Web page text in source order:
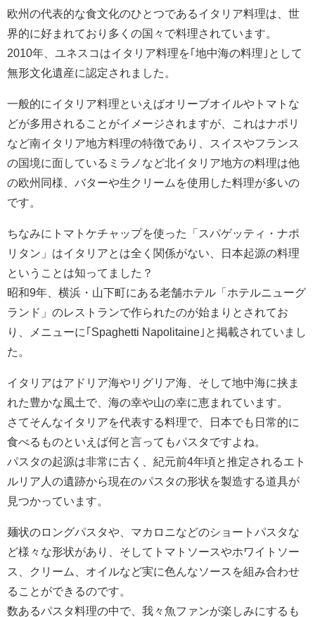
欧州の代表的な食文化のひとつであるイタリア料理は、世
界的に好まれており多くの国々で料理されています。
2010年、ユネスコはイタリア料理を｢地中海の料理｣として
無形文化遺産に認定されました。
一般的にイタリア料理といえばオリーブオイルやトマトな
どが多用されることがイメージされますが、これはナポリ
など南イタリア地方料理の特徴であり、スイスやフランス
の国境に面しているミラノなど北イタリア地方の料理は他
の欧州同様、バターや生クリームを使用した料理が多いの
です。
ちなみにトマトケチャップを使った「スパゲッティ・ナポ
リタン」はイタリアとは全く関係がない、日本起源の料理
ということは知ってました？
昭和9年、横浜・山下町にある老舗ホテル「ホテルニューグ
ランド」のレストランで作られたのが始まりとされてお
り、メニューに｢Spaghetti Napolitaine｣と掲載されていまし
た。
イタリアはアドリア海やリグリア海、そして地中海に挟ま
れた豊かな風土で、海の幸や山の幸に恵まれています。
さてそんなイタリアを代表する料理で、日本でも日常的に
食べるものといえば何と言ってもパスタですよね。
パスタの起源は非常に古く、紀元前4年頃と推定されるエト
ルリア人の遺跡から現在のパスタの形状を製造する道具が
見つかっています。
麺状のロングパスタや、マカロニなどのショートパスタな
ど様々な形状があり、そしてトマトソースやホワイトソー
ス、クリーム、オイルなど実に色んなソースを組み合わせ
ることができるのです。
数あるパスタ料理の中で、我々魚ファンが楽しみにするも